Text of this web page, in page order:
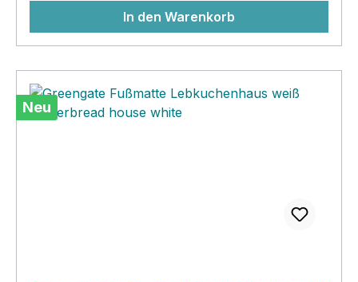
In den Warenkorb
Neu